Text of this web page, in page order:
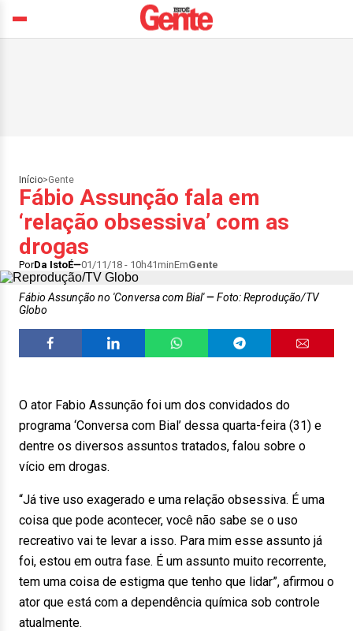
Início>Gente
Fábio Assunção fala em
‘relação obsessiva’ com as
drogas
PorDa IstoÉ 01/11/18 - 10h41minEmGente
Fábio Assunção no 'Conversa com Bial'
Foto: Reprodução/TV
Globo
O ator Fabio Assunção foi um dos convidados do
programa ‘Conversa com Bial’ dessa quarta-feira (31) e
dentre os diversos assuntos tratados, falou sobre o
vício em drogas.
“Já tive uso exagerado e uma relação obsessiva. É uma
coisa que pode acontecer, você não sabe se o uso
recreativo vai te levar a isso. Para mim esse assunto já
foi, estou em outra fase. É um assunto muito recorrente,
tem uma coisa de estigma que tenho que lidar”, afirmou o
ator que está com a dependência química sob controle
atualmente.